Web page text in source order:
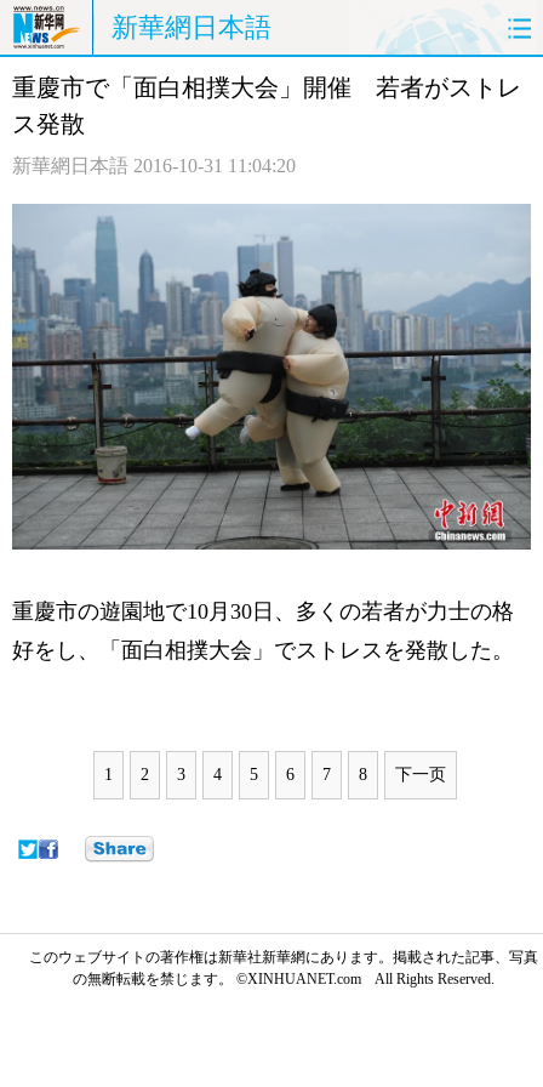
新華網日本語
ホームページ 政治 経済
観光
中日対訳
重慶市で「面白相撲大会」開催 若者がストレ
ス発散
新華網日本語 2016-10-31 11:04:20
重慶市の遊園地で10月30日、多くの若者が力士の格
好をし、「面白相撲大会」でストレスを発散した。
1 2 3 4 5 6 7 8 下一页
このウェブサイトの著作権は新華社新華網にあります。掲載された記事、写真
の無断転載を禁じます。 ©XINHUANET.com All Rights Reserved.